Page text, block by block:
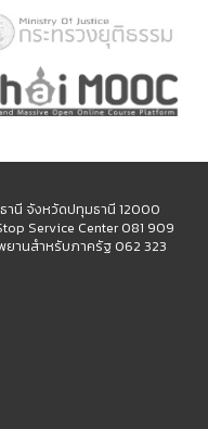
ธานี จังหวัดปทุมธานี 12000
Service Center 081 909
ยานสำหรับภาครัฐ 062 323